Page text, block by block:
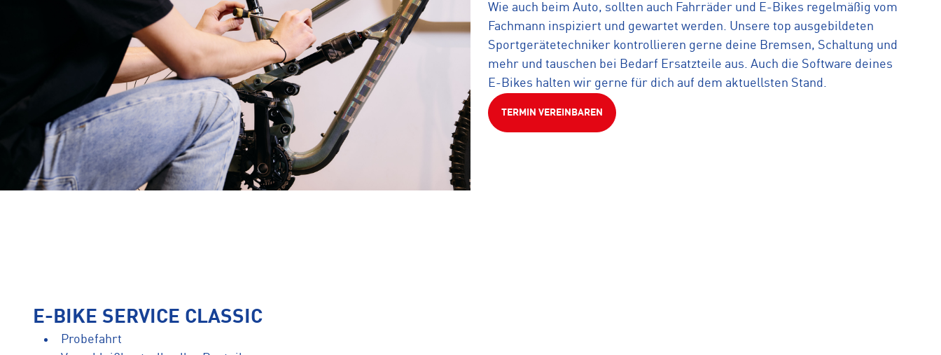
Wie auch beim Auto, sollten auch Fahrräder und E-Bikes regelmäßig vom
Fachmann inspiziert und gewartet werden. Unsere top ausgebildeten
Sportgerätetechniker kontrollieren gerne deine Bremsen, Schaltung und
mehr und tauschen bei Bedarf Ersatzteile aus. Auch die Software deines
E-Bikes halten wir gerne für dich auf dem aktuellsten Stand.
TERMIN VEREINBAREN
E-BIKE SERVICE CLASSIC
Probefahrt